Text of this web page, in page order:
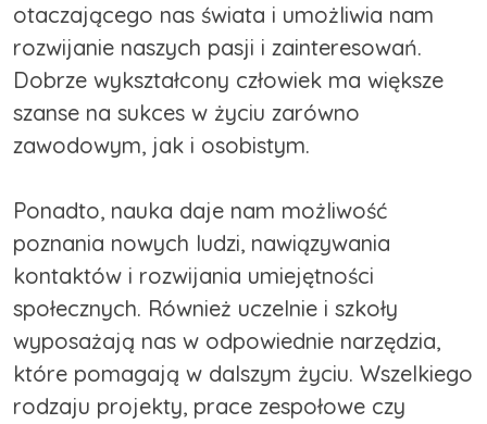
otaczającego nas świata i umożliwia nam
rozwijanie naszych pasji i zainteresowań.
Dobrze wykształcony człowiek ma większe
szanse na sukces w życiu zarówno
zawodowym, jak i osobistym.
Ponadto, nauka daje nam możliwość
poznania nowych ludzi, nawiązywania
kontaktów i rozwijania umiejętności
społecznych. Również uczelnie i szkoły
wyposażają nas w odpowiednie narzędzia,
które pomagają w dalszym życiu. Wszelkiego
rodzaju projekty, prace zespołowe czy